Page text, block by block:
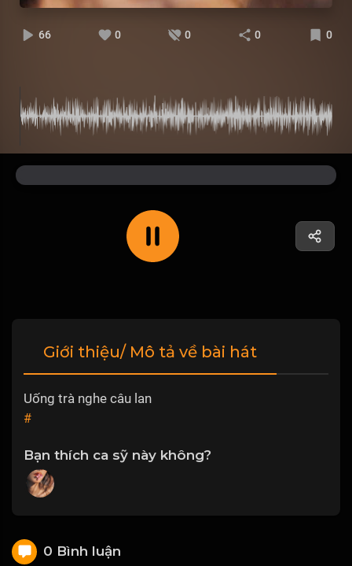
66 0 0 0 0
Giới thiệu/ Mô tả về bài hát
Uống trà nghe câu lan
#
Bạn thích ca sỹ này không?
0 Bình luận